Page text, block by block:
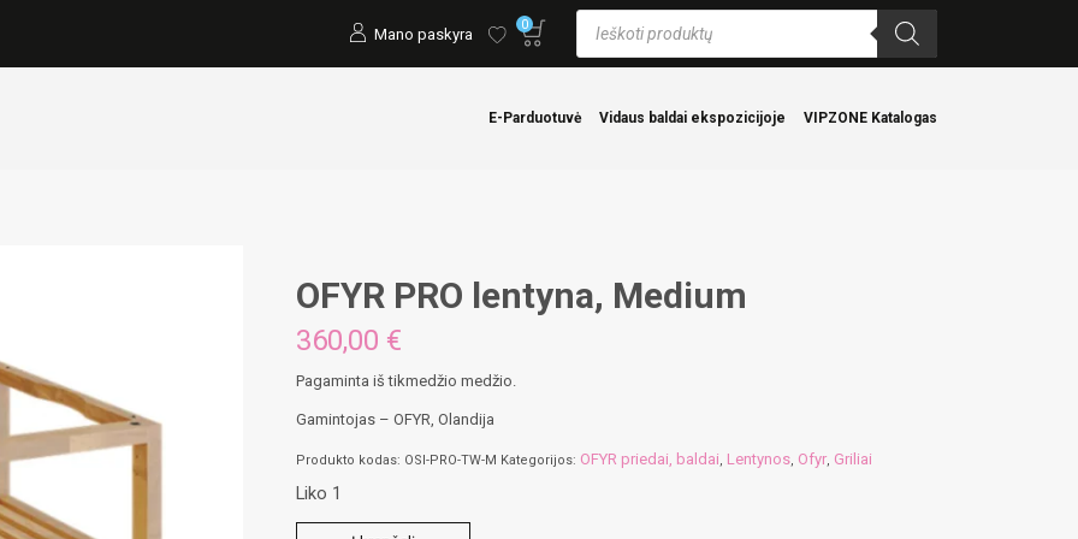
Mano paskyra 0
Products
search
E-Parduotuvė Vidaus baldai ekspozicijoje VIPZONE Katalogas
OFYR PRO lentyna, Medium
360,00 €
Pagaminta iš tikmedžio medžio.
Gamintojas – OFYR, Olandija
Produkto kodas: OSI-PRO-TW-M Kategorijos: OFYR priedai, baldai, Lentynos, Ofyr, Griliai
Liko 1